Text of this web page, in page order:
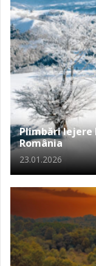
Plimbări lejere
România
23.01.2026